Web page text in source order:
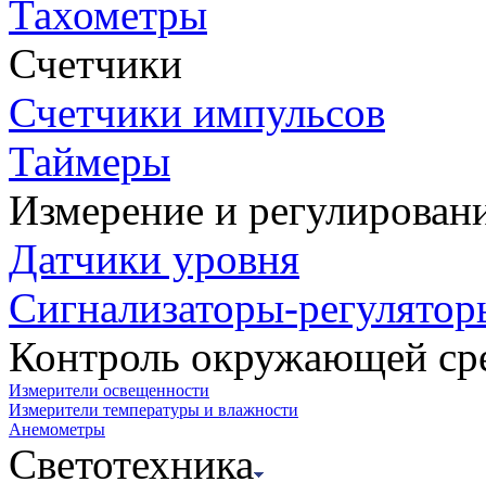
Тахометры
Счетчики
Счетчики импульсов
Таймеры
Измерение и
Датчики уровня
Сигнализаторы-
Контроль окружающей
Измерители освещенности
Измерители температуры и влажности
Анемометры
Светотехника